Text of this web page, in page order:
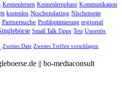
Kennenlernen Kennenlernphase Kommunikation
kostenlos Nischendating Nischenseite
Partnersuche Profiloptimierung regional
Small Talk Tipps Test Unseriös
Zweites Date Zweites Treffen vorschlagen
|| bo-mediaconsult